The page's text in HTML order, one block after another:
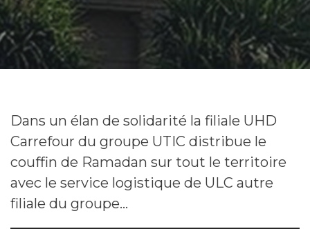
Dans un élan de solidarité la filiale UHD
Carrefour du groupe UTIC distribue le
couffin de Ramadan sur tout le territoire
avec le service logistique de ULC autre
filiale du groupe…